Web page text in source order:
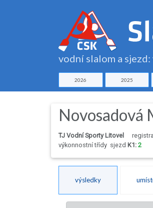
vodní slalom a
2026 2025
Novosadová
TJ Vodní Sporty Litovel
výkonnostní třídy sjezd K1: 2
výsledky